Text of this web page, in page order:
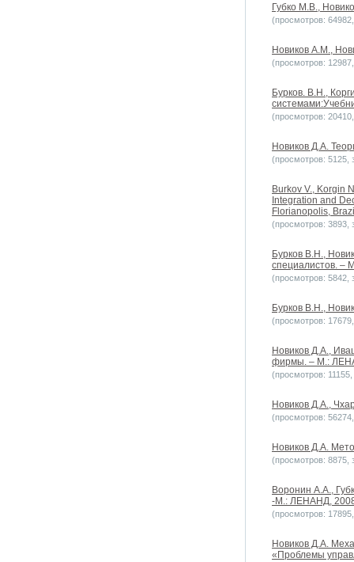
Губко М.В.,
(просмотров:
Новиков А.М.,
(просмотров:
Бурков. В.Н.,
(просмотров:
Новиков Д.А.
(просмотров: 5125,
Burkov V., Korgin
Integration and
Florianopolis,
(просмотров: 3893,
Бурков В.Н.,
специалистов. –
(просмотров: 5842,
Бурков В.Н.,
(просмотров:
Новиков Д.А.,
фирмы. – М.:
(просмотров:
Новиков Д.А.,
(просмотров:
Новиков Д.А.
(просмотров: 8875,
Воронин А.А.,
-М.: ЛЕНАНД,
(просмотров:
Новиков Д.А.
«Проблемы